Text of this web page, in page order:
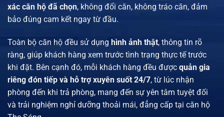
xác căn hộ đã chọn, không đổi căn, không tráo căn, đảm
bảo đúng cam kết ngay từ đầu.
Toàn bộ căn hộ đều sử dụng hình ảnh thật, thông tin rõ
ràng, giúp khách hàng xem trước tình trạng thực tế trước
khi đặt. Bên cạnh đó, mỗi khách hàng đều được quản gia
riêng đón tiếp và hỗ trợ xuyên suốt 24/7, từ lúc nhận
phòng đến khi trả phòng, mang đến sự yên tâm tuyệt đối
và trải nghiệm nghỉ dưỡng thoải mái, đẳng cấp tại căn hộ